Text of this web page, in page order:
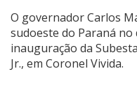
O governador Carlos
sudoeste do Paraná no
inauguração da
Jr., em Coronel Vivida.